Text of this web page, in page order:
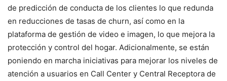
de predicción de conducta de los clientes lo que redunda
en reducciones de tasas de churn, así como en la
plataforma de gestión de video e imagen, lo que mejora la
protección y control del hogar. Adicionalmente, se están
poniendo en marcha iniciativas para mejorar los niveles de
atención a usuarios en Call Center y Central Receptora de